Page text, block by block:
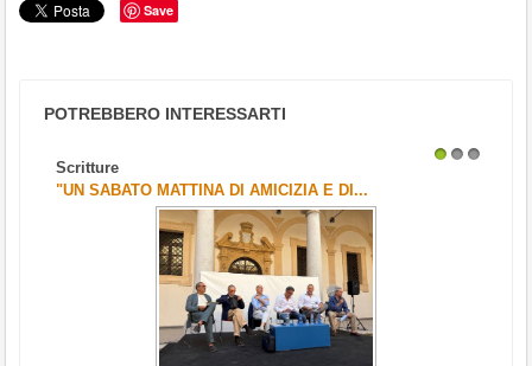
Save
POTREBBERO INTERESSARTI
Scritture
"UN SABATO MATTINA DI AMICIZIA E DI...